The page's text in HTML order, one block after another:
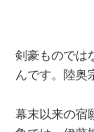
剣豪ものでは
んです。陸奥
幕末以来の宿